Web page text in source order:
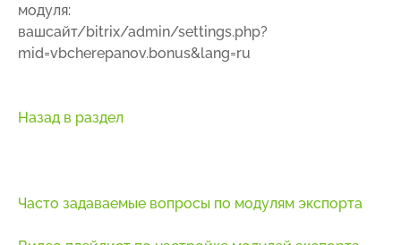
модуля:
вашсайт/bitrix/admin/settings.php?
mid=vbcherepanov.bonus&lang=ru
Назад в раздел
Часто задаваемые вопросы по модулям экспорта